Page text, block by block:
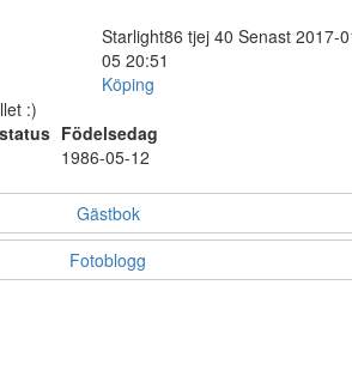
Starlight86 tjej 40 Senast 2017-
05 20:51
Köping
:)
Födelsedag
1986-05-12
Gästbok
Fotoblogg